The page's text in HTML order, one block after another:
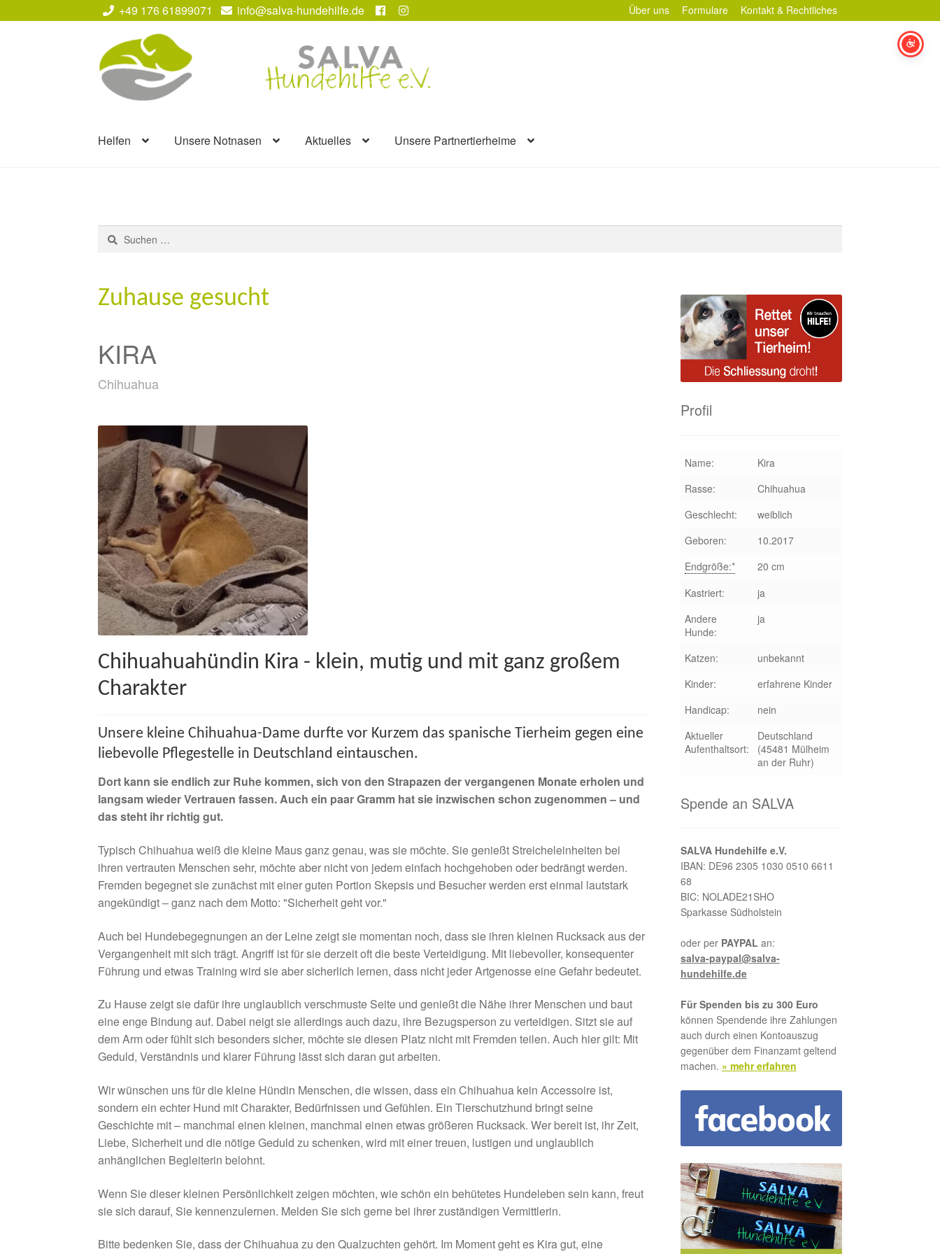
+49 176 61899071 info@salva-hundehilfe.de Über uns Formulare Kontakt & Rechtliches
Navigation
springen
Zum
Inhalt
springen
Helfen Unsere Notnasen Aktuelles Unsere Partnertierheime
Suchen
nach:
Zuhause gesucht
KIRA
Chihuahua
Chihuahuahündin Kira - klein, mutig und mit ganz großem
Charakter
Unsere kleine Chihuahua-Dame durfte vor Kurzem das spanische Tierheim gegen eine
liebevolle Pflegestelle in Deutschland eintauschen.
Dort kann sie endlich zur Ruhe kommen, sich von den Strapazen der vergangenen Monate erholen und
langsam wieder Vertrauen fassen. Auch ein paar Gramm hat sie inzwischen schon zugenommen – und
das steht ihr richtig gut.
Typisch Chihuahua weiß die kleine Maus ganz genau, was sie möchte. Sie genießt Streicheleinheiten bei
ihren vertrauten Menschen sehr, möchte aber nicht von jedem einfach hochgehoben oder bedrängt werden.
Fremden begegnet sie zunächst mit einer guten Portion Skepsis und Besucher werden erst einmal lautstark
angekündigt – ganz nach dem Motto: "Sicherheit geht vor."
Auch bei Hundebegegnungen an der Leine zeigt sie momentan noch, dass sie ihren kleinen Rucksack aus der
Vergangenheit mit sich trägt. Angriff ist für sie derzeit oft die beste Verteidigung. Mit liebevoller, konsequenter
Führung und etwas Training wird sie aber sicherlich lernen, dass nicht jeder Artgenosse eine Gefahr bedeutet.
Zu Hause zeigt sie dafür ihre unglaublich verschmuste Seite und genießt die Nähe ihrer Menschen und baut
eine enge Bindung auf. Dabei neigt sie allerdings auch dazu, ihre Bezugsperson zu verteidigen. Sitzt sie auf
dem Arm oder fühlt sich besonders sicher, möchte sie diesen Platz nicht mit Fremden teilen. Auch hier gilt: Mit
Geduld, Verständnis und klarer Führung lässt sich daran gut arbeiten.
Wir wünschen uns für die kleine Hündin Menschen, die wissen, dass ein Chihuahua kein Accessoire ist,
sondern ein echter Hund mit Charakter, Bedürfnissen und Gefühlen. Ein Tierschutzhund bringt seine
Geschichte mit – manchmal einen kleinen, manchmal einen etwas größeren Rucksack. Wer bereit ist, ihr Zeit,
Liebe, Sicherheit und die nötige Geduld zu schenken, wird mit einer treuen, lustigen und unglaublich
anhänglichen Begleiterin belohnt.
Wenn Sie dieser kleinen Persönlichkeit zeigen möchten, wie schön ein behütetes Hundeleben sein kann, freut
sie sich darauf, Sie kennenzulernen. Melden Sie sich gerne bei ihrer zuständigen Vermittlerin.
Bitte bedenken Sie, dass der Chihuahua zu den Qualzuchten gehört. Im Moment geht es Kira gut, eine
Profil
Name:
Kira
Rasse:
Chihuahua
Geschlecht:
weiblich
Geboren:
10.2017
Endgröße:*
20 cm
Kastriert:
ja
Andere
Hunde:
ja
Katzen:
unbekannt
Kinder:
erfahrene Kinder
Handicap:
nein
Aktueller
Aufenthaltsort:
Deutschland
(45481 Mülheim
an der Ruhr)
Spende an SALVA
SALVA Hundehilfe e.V.
IBAN: DE96 2305 1030 0510 6611
68
BIC: NOLADE21SHO
Sparkasse Südholstein
oder per PAYPAL an:
salva-paypal@salva-
hundehilfe.de
Für Spenden bis zu 300 Euro
können Spendende ihre Zahlungen
auch durch einen Kontoauszug
gegenüber dem Finanzamt geltend
machen. » mehr erfahren